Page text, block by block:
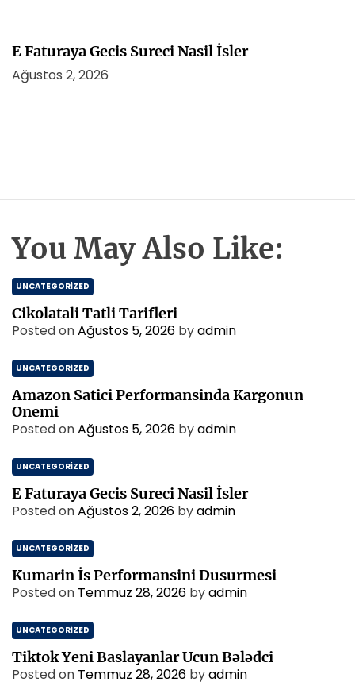
E Faturaya Gecis Sureci Nasil İsler
Ağustos 2, 2026
You May Also Like:
UNCATEGORIZED
Cikolatali Tatli Tarifleri
Posted onAğustos 5, 2026 byadmin
UNCATEGORIZED
Amazon Satici Performansinda Kargonun
Onemi
Posted onAğustos 5, 2026 byadmin
UNCATEGORIZED
E Faturaya Gecis Sureci Nasil İsler
Posted onAğustos 2, 2026 byadmin
UNCATEGORIZED
Kumarin İs Performansini Dusurmesi
Posted on Temmuz 28, 2026 byadmin
UNCATEGORIZED
Tiktok Yeni Baslayanlar Ucun Bələdci
Posted on Temmuz 28, 2026 byadmin